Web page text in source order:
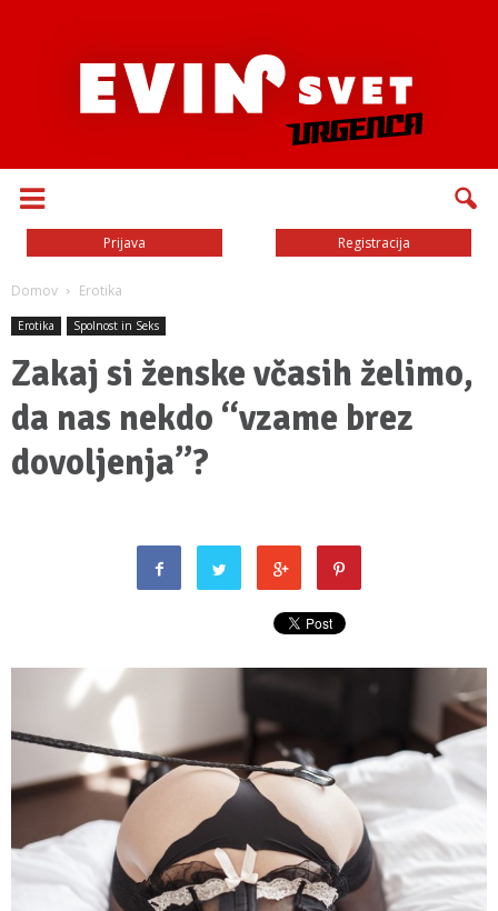
Prijava Registracija
Domov Erotika
Erotika Spolnost in Seks
Zakaj si ženske včasih želimo,
da nas nekdo “vzame brez
dovoljenja”?